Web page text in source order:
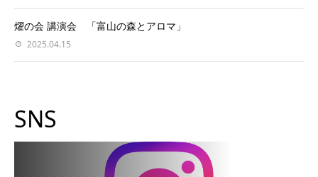
燿の会 講演会 「富山の森とアロマ」
2025.04.15
SNS